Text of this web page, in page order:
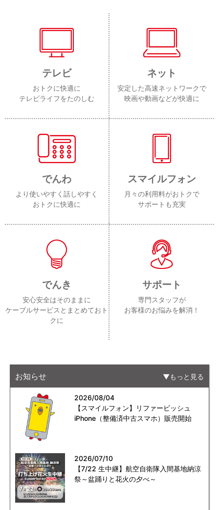
テレビ
おトクに快適に
テレビライフをたのしむ
ネット
安定した高速ネットワークで
映画や動画などが快適に
でんわ
より使いやすく話しやすく
おトクに快適に
スマイルフォン
月々の利用料がおトクで
サポートも充実
でんき
安心安全はそのままに
ケーブルサービスとまとめておト
クに
サポート
専門スタッフが
お客様のお悩みを解消！
お知らせ もっと見る
2026/08/04
【スマイルフォン】リファービッシュ
iPhone（整備済中古スマホ）販売開始
2026/07/10
【7/22 生中継】航空自衛隊入間基地納涼
祭～盆踊りと花火の夕べ～